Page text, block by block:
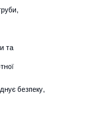
та
безпеку,